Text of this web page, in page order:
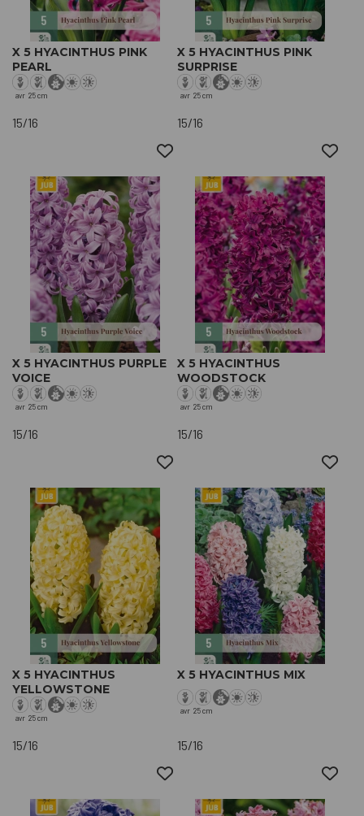
X 5 HYACINTHUS PINK
PEARL
avr 25 cm
15/16
X 5 HYACINTHUS PINK
SURPRISE
avr 25 cm
15/16
X 5 HYACINTHUS PURPLE
VOICE
avr 25 cm
15/16
X 5 HYACINTHUS
WOODSTOCK
avr 25 cm
15/16
X 5 HYACINTHUS
YELLOWSTONE
avr 25 cm
15/16
X 5 HYACINTHUS MIX
avr 25 cm
15/16